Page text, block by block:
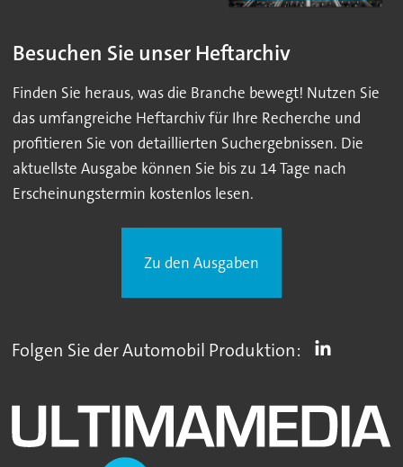
Besuchen Sie unser Heftarchiv
Finden Sie heraus, was die Branche bewegt! Nutzen Sie
das umfangreiche Heftarchiv für Ihre Recherche und
profitieren Sie von detaillierten Suchergebnissen. Die
aktuellste Ausgabe können Sie bis zu 14 Tage nach
Erscheinungstermin kostenlos lesen.
Zu den Ausgaben
Folgen Sie der Automobil Produktion: